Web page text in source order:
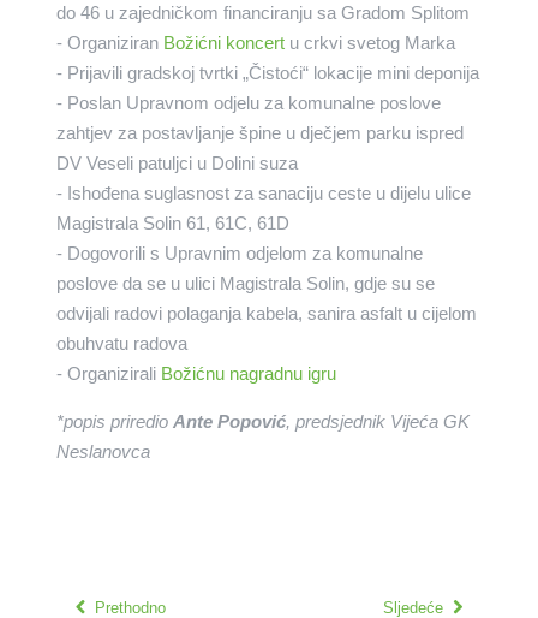
do 46 u zajedničkom financiranju sa Gradom Splitom
- Organiziran Božićni koncertu crkvi svetog Marka
- Prijavili gradskoj tvrtki „Čistoći“ lokacije mini deponija
- Poslan Upravnom odjelu za komunalne poslove
zahtjev za postavljanje špine u dječjem parku ispred
DV Veseli patuljci u Dolini suza
- Ishođena suglasnost za sanaciju ceste u dijelu ulice
Magistrala Solin 61, 61C, 61D
- Dogovorili s Upravnim odjelom za komunalne
poslove da se u ulici Magistrala Solin, gdje su se
odvijali radovi polaganja kabela, sanira asfalt u cijelom
obuhvatu radova
- Organizirali Božićnu nagradnu igru
*popis priredio Ante Popović, predsjednik Vijeća GK
Neslanovca
Prethodno Sljedeće